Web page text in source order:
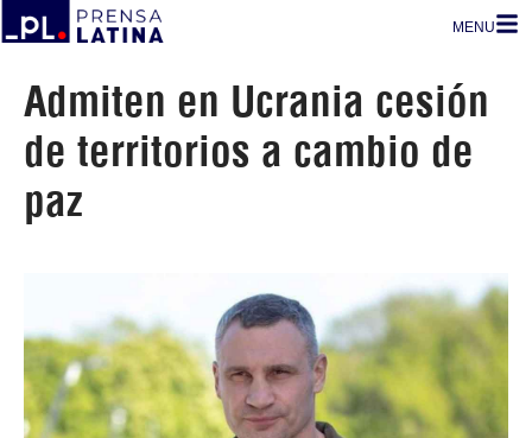
MENU
Admiten en Ucrania cesión
de territorios a cambio de
paz